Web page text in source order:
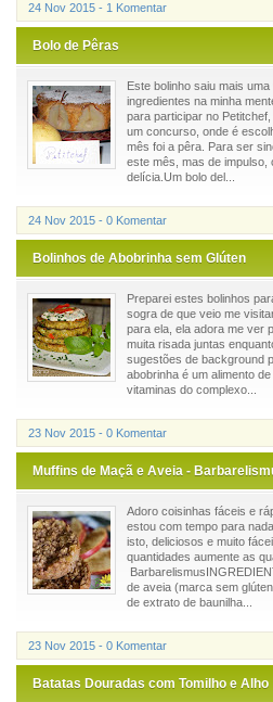
24 Nov 2015 - 1 Komentar
Bolo de Pêras
Este bolinho saiu mais
ingredientes na minha
para participar no
um concurso, onde é
mês foi a pêra. Para ser
este mês, mas de
delícia.Um bolo del...
24 Nov 2015 - 0 Komentar
Bolinhos de Abobrinha sem Glúten
Preparei estes bolinhos
sogra de que veio me
para ela, ela adora me ver
muita risada juntas
sugestões de background
abobrinha é um alimento
vitaminas do complexo...
23 Nov 2015 - 0 Komentar
Muffins de Maçã e Aveia -
Adoro coisinhas fáceis e
estou com tempo para
isto, deliciosos e muito
quantidades aumente as
de aveia (marca sem
de extrato de baunilha...
23 Nov 2015 - 0 Komentar
Batatas Douradas com Tomilho e Alho